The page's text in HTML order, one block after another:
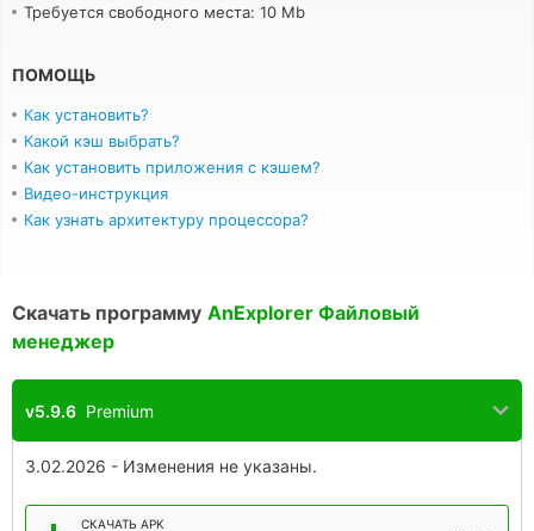
Требуется свободного места: 10 Mb
ПОМОЩЬ
Как установить?
Какой кэш выбрать?
Как установить приложения с кэшем?
Видео-инструкция
Как узнать архитектуру процессора?
Скачать программу AnExplorer Файловый
менеджер
v5.9.6 Premium
3.02.2026 - Изменения не указаны.
СКАЧАТЬ APK